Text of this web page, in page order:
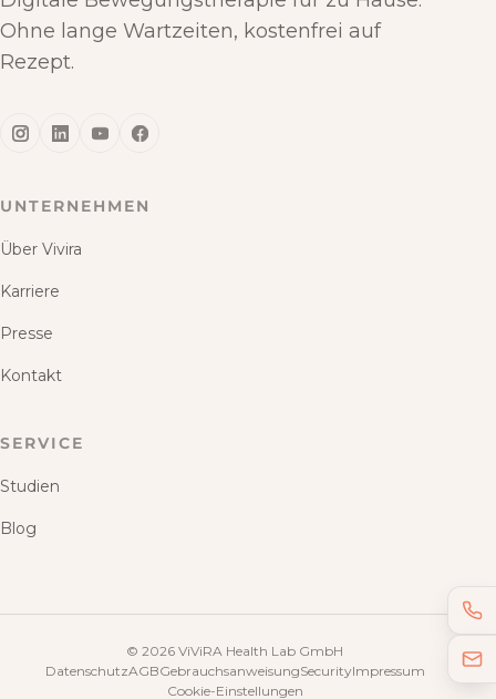
Ohne lange Wartzeiten, kostenfrei auf
Rezept.
UNTERNEHMEN
Über Vivira
Karriere
Presse
Kontakt
SERVICE
Studien
Blog
© 2026 ViViRA Health Lab GmbH
DatenschutzAGBGebrauchsanweisungSecurityImpressum
Cookie-Einstellungen